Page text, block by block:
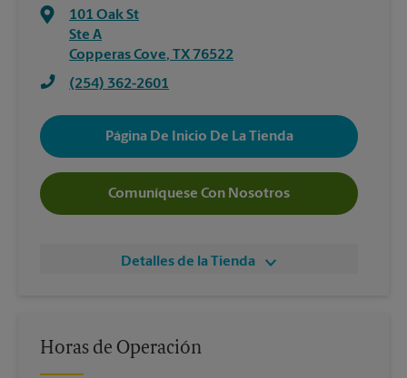
101 Oak St
Ste A
Copperas Cove, TX 76522
(254) 362-2601
Página De Inicio De La Tienda
Comuníquese Con Nosotros
Detalles de la Tienda
Horas de Operación